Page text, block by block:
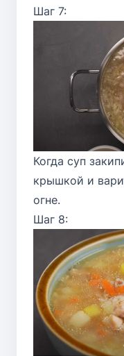
Шаг 7:
Когда суп
крышкой и
огне.
Шаг 8: